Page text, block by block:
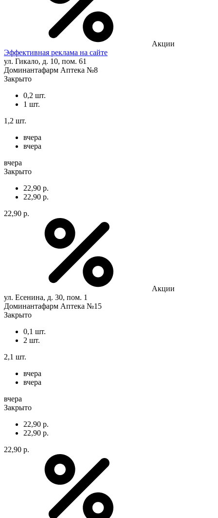
Акции
Эффективная реклама на сайте
ул. Гикало, д. 10, пом. 61
Доминантафарм Аптека №8
Закрыто
0,2 шт.
1 шт.
1,2 шт.
вчера
вчера
вчера
Закрыто
22,90 р.
22,90 р.
22,90 р.
Акции
ул. Есенина, д. 30, пом. 1
Доминантафарм Аптека №15
Закрыто
0,1 шт.
2 шт.
2,1 шт.
вчера
вчера
вчера
Закрыто
22,90 р.
22,90 р.
22,90 р.